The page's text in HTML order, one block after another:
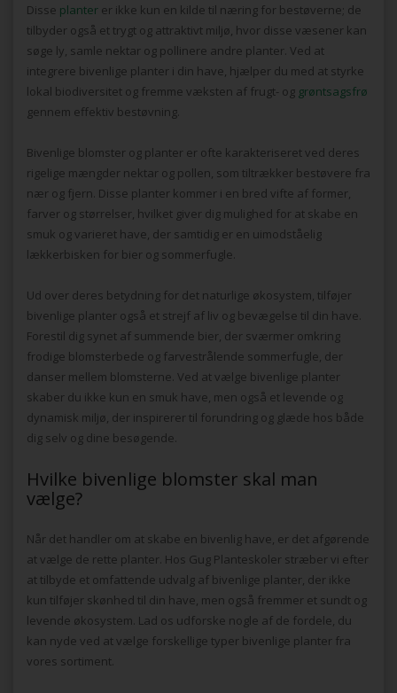
Disse planter er ikke kun en kilde til næring for bestøverne; de
tilbyder også et trygt og attraktivt miljø, hvor disse væsener kan
søge ly, samle nektar og pollinere andre planter. Ved at
integrere bivenlige planter i din have, hjælper du med at styrke
lokal biodiversitet og fremme væksten af frugt- og grøntsagsfrø
gennem effektiv bestøvning.
Bivenlige blomster og planter er ofte karakteriseret ved deres
rigelige mængder nektar og pollen, som tiltrækker bestøvere fra
nær og fjern. Disse planter kommer i en bred vifte af former,
farver og størrelser, hvilket giver dig mulighed for at skabe en
smuk og varieret have, der samtidig er en uimodståelig
lækkerbisken for bier og sommerfugle.
Ud over deres betydning for det naturlige økosystem, tilføjer
bivenlige planter også et strejf af liv og bevægelse til din have.
Forestil dig synet af summende bier, der sværmer omkring
frodige blomsterbede og farvestrålende sommerfugle, der
danser mellem blomsterne. Ved at vælge bivenlige planter
skaber du ikke kun en smuk have, men også et levende og
dynamisk miljø, der inspirerer til forundring og glæde hos både
dig selv og dine besøgende.
Hvilke bivenlige blomster skal man
vælge?
Når det handler om at skabe en bivenlig have, er det afgørende
at vælge de rette planter. Hos Gug Planteskoler stræber vi efter
at tilbyde et omfattende udvalg af bivenlige planter, der ikke
kun tilføjer skønhed til din have, men også fremmer et sundt og
levende økosystem. Lad os udforske nogle af de fordele, du
kan nyde ved at vælge forskellige typer bivenlige planter fra
vores sortiment.